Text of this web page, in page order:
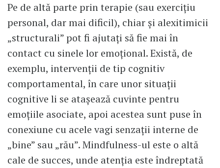
Pe de altă parte prin terapie (sau exerciţiu
personal, dar mai dificil), chiar şi alexitimicii
„structurali” pot fi ajutaţi să fie mai în
contact cu sinele lor emoţional. Există, de
exemplu, intervenţii de tip cognitiv
comportamental, în care unor situaţii
cognitive li se ataşează cuvinte pentru
emoţiile asociate, apoi acestea sunt puse în
conexiune cu acele vagi senzaţii interne de
„bine” sau „rău”. Mindfulness-ul este o altă
cale de succes, unde atenţia este îndreptată